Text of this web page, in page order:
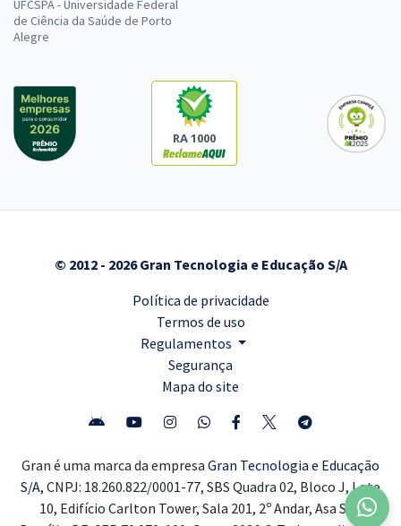
UFCSPA - Universidade Federal
de Ciência da Saúde de Porto
Alegre
RA 1000
© 2012 - 2026 Gran Tecnologia e Educação S/A
Política de privacidade
Termos de uso
Regulamentos
Segurança
Mapa do site
Gran é uma marca da empresa Gran Tecnologia e Educação
S/A, CNPJ: 18.260.822/0001-77, SBS Quadra 02, Bloco J, Lote
10, Edifício Carlton Tower, Sala 201, 2º Andar, Asa Sul,